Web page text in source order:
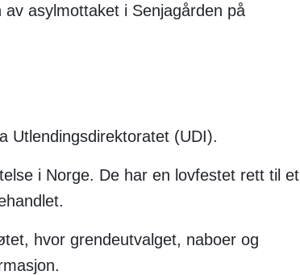
asylmottaket i Senjagården på
Utlendingsdirektoratet (UDI).
i Norge. De har en lovfestet rett til et
hvor grendeutvalget, naboer og